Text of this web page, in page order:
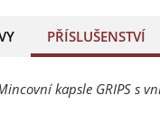
PŘÍSLUŠENSTVÍ
kapsle GRIPS s